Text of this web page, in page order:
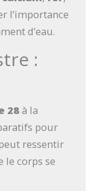
l’importance
d’eau.
:
28à la
pour
ressentir
le corps se